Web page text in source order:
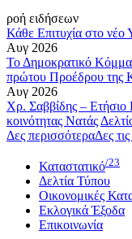
ροή ειδήσεων
Κάθε Επιτυχία στο νέο
Αυγ 2026
Το Δημοκρατικό
πρώτου Προέδρου της
Αυγ 2026
Χρ. Σαββίδης –
κοινότητας Νατάς
Δες περισσότεραΔες
Καταστατικό/23
Δελτία Τύπου
Οικονομικές
Εκλογικά Έξοδα
Επικοινωνία